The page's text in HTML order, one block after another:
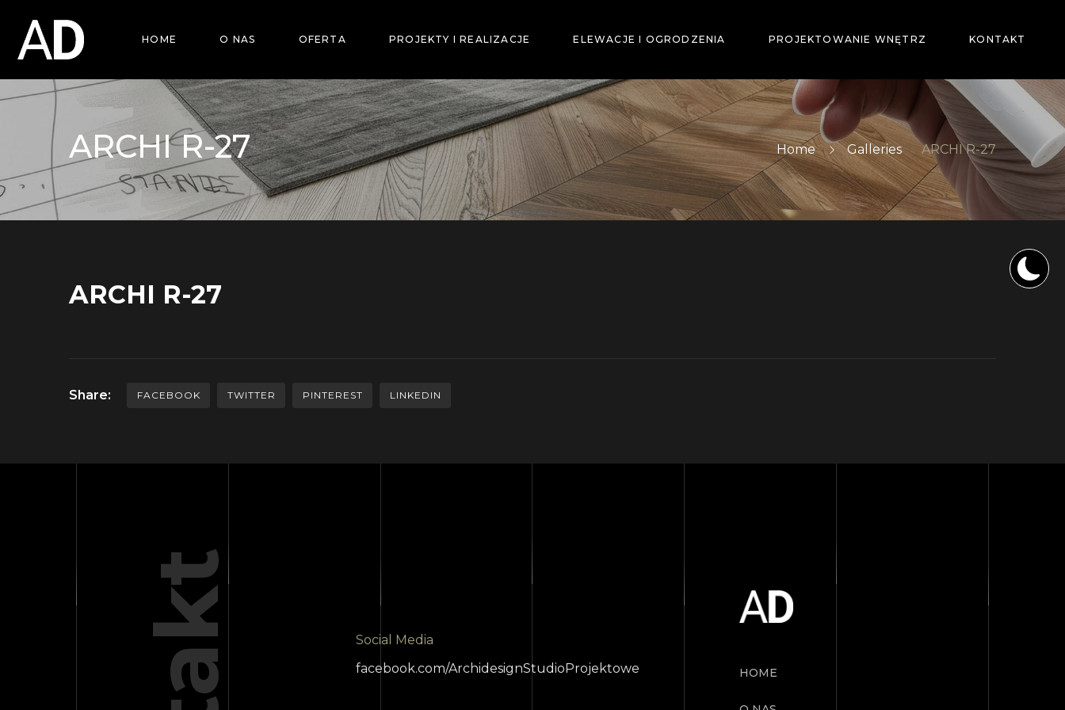
HOME O NAS OFERTA PROJEKTY I REALIZACJE ELEWACJE I OGRODZENIA PROJEKTOWANIE WNĘTRZ KONTAKT
ARCHI R-27 Home Galleries ARCHI R-27
ARCHI R-27
Share: FACEBOOK TWITTER PINTEREST LINKEDIN
Social Media
facebook.com/ArchidesignStudioProjektowe
HOME